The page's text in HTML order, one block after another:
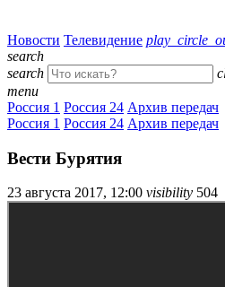
Новости Телевидение
search
search
menu
Россия 1 Россия 24 Архив передач
Россия 1 Россия 24 Архив передач
Вести Бурятия
23 августа 2017, 12:00 visibility 504